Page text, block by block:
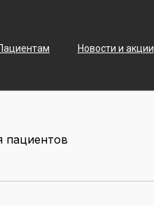
Новости и акции
пациентов